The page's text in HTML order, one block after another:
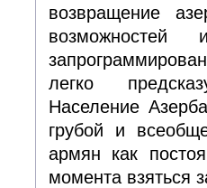
возвращение
легко
Население
грубой и
армян как
момента взяться